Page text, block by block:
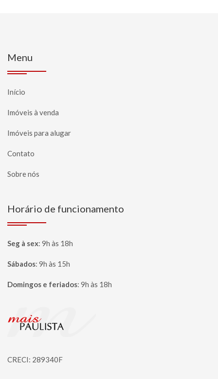
Menu
Início
Imóveis à venda
Imóveis para alugar
Contato
Sobre nós
Horário de funcionamento
Seg à sex: 9h às 18h
Sábados: 9h às 15h
Domingos e feriados: 9h às 18h
Página inicial
CRECI: 289340F